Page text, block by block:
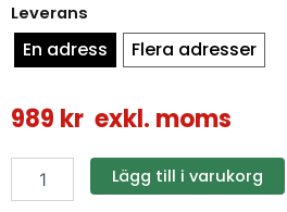
Leverans
En adress Flera adresser
989 kr exkl. moms
Lägg till i varukorg